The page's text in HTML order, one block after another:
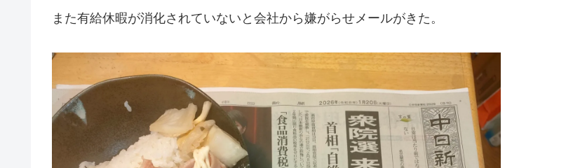
また有給休暇が消化されていないと会社から嫌がらせメールがきた。